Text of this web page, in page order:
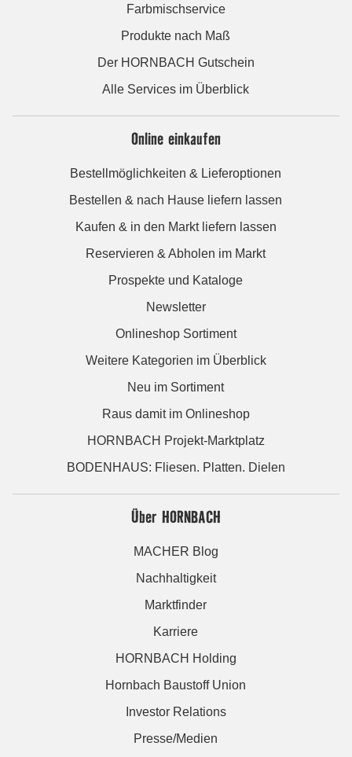
Farbmischservice
Produkte nach Maß
Der HORNBACH Gutschein
Alle Services im Überblick
Online einkaufen
Bestellmöglichkeiten & Lieferoptionen
Bestellen & nach Hause liefern lassen
Kaufen & in den Markt liefern lassen
Reservieren & Abholen im Markt
Prospekte und Kataloge
Newsletter
Onlineshop Sortiment
Weitere Kategorien im Überblick
Neu im Sortiment
Raus damit im Onlineshop
HORNBACH Projekt-Marktplatz
BODENHAUS: Fliesen. Platten. Dielen
Über HORNBACH
MACHER Blog
Nachhaltigkeit
Marktfinder
Karriere
HORNBACH Holding
Hornbach Baustoff Union
Investor Relations
Presse/Medien